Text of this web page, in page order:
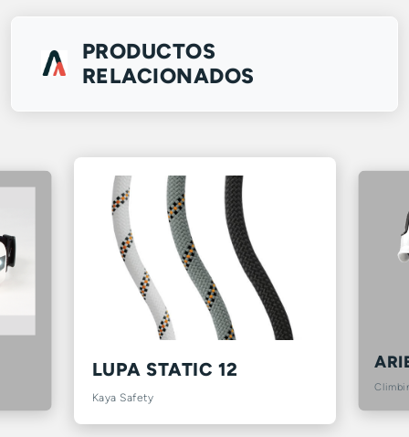
PRODUCTOS
RELACIONADOS
LUPA STATIC 12
Kaya Safety